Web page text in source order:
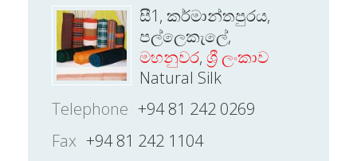
සී1, කර්මාන්තපුරය,
පල්ලෙකැලේ,
මහනුවර, ශ්‍රී ලංකාව
Natural Silk
Telephone +94 81 242 0269
Fax +94 81 242 1104